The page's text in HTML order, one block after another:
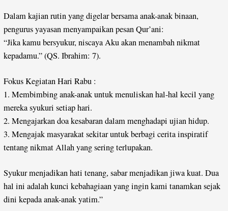
Dalam kajian rutin yang digelar bersama anak-anak binaan,
pengurus yayasan menyampaikan pesan Qur’ani:
“Jika kamu bersyukur, niscaya Aku akan menambah nikmat
kepadamu.” (QS. Ibrahim: 7).
Fokus Kegiatan Hari Rabu :
1. Membimbing anak-anak untuk menuliskan hal-hal kecil yang
mereka syukuri setiap hari.
2. Mengajarkan doa kesabaran dalam menghadapi ujian hidup.
3. Mengajak masyarakat sekitar untuk berbagi cerita inspiratif
tentang nikmat Allah yang sering terlupakan.
Syukur menjadikan hati tenang, sabar menjadikan jiwa kuat. Dua
hal ini adalah kunci kebahagiaan yang ingin kami tanamkan sejak
dini kepada anak-anak yatim.”